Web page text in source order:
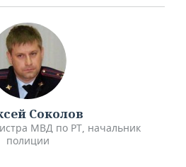
Соколов
МВД по РТ, начальник
полиции